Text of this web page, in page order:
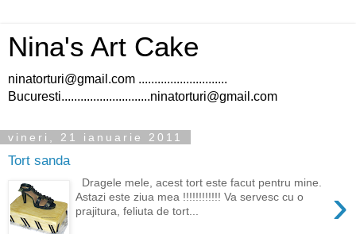
Nina's Art Cake
ninatorturi@gmail.com ............................
Bucuresti............................ninatorturi@gmail.com
vineri, 21 ianuarie 2011
Tort sanda
›
Dragele mele, acest tort este facut pentru mine.
Astazi este ziua mea !!!!!!!!!!!! Va servesc cu o
prajitura, feliuta de tort...